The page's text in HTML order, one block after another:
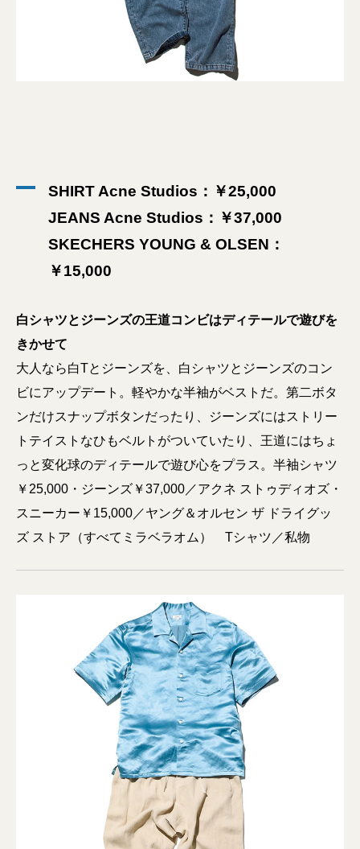
SHIRT Acne Studios：￥25,000
JEANS Acne Studios：￥37,000
SKECHERS YOUNG & OLSEN：
￥15,000
白シャツとジーンズの王道コンビはディテールで遊びを
きかせて
大人なら白Tとジーンズを、白シャツとジーンズのコン
ビにアップデート。軽やかな半袖がベストだ。第二ボタ
ンだけスナップボタンだったり、ジーンズにはストリー
トテイストなひもベルトがついていたり、王道にはちょ
っと変化球のディテールで遊び心をプラス。半袖シャツ
￥25,000・ジーンズ￥37,000／アクネ ストゥディオズ・
スニーカー￥15,000／ヤング＆オルセン ザ ドライグッ
ズ ストア（すべてミラベラオム） Tシャツ／私物